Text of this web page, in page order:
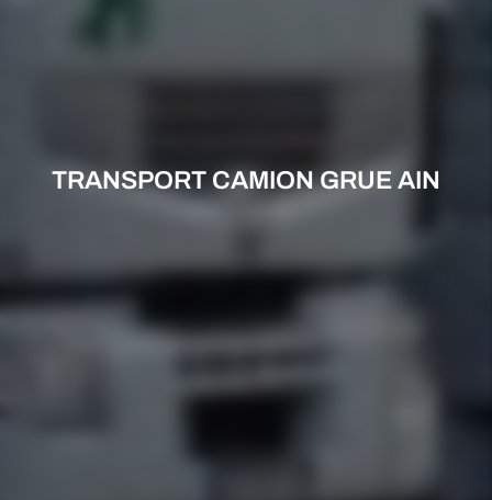
TRANSPORT CAMION GRUE AIN